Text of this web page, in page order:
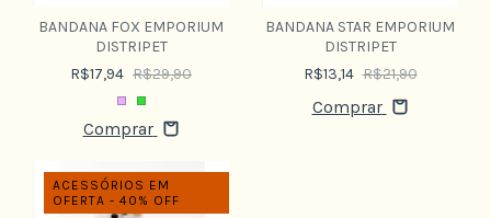
BANDANA FOX EMPORIUM
DISTRIPET
R$17,94 R$29,90
Comprar
BANDANA STAR EMPORIUM
DISTRIPET
R$13,14 R$21,90
Comprar
ACESSÓRIOS EM
OFERTA - 40% OFF